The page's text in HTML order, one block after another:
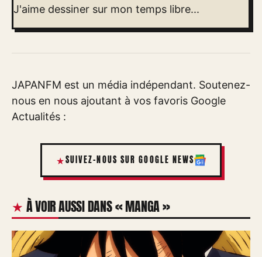
J'aime dessiner sur mon temps libre...
JAPANFM est un média indépendant. Soutenez-
nous en nous ajoutant à vos favoris Google
Actualités :
SUIVEZ-NOUS SUR GOOGLE NEWS
À VOIR AUSSI DANS « MANGA »